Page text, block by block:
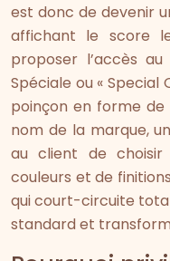
est donc de devenir
affichant le score
proposer l’accès
Spéciale ou « Special
poinçon en forme
nom de la marque,
au client de choisir
couleurs et de
qui court-circuite
standard et